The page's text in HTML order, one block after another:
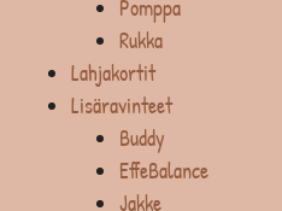
Pomppa
Rukka
Lahjakortit
Lisäravinteet
Buddy
EffeBalance
Jakke